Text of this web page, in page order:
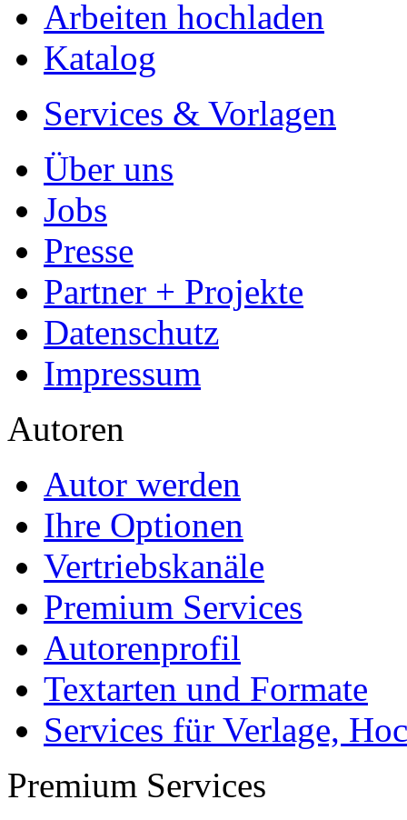
Arbeiten hochladen
Katalog
Services & Vorlagen
Über uns
Jobs
Presse
Partner + Projekte
Datenschutz
Impressum
Autoren
Autor werden
Ihre Optionen
Vertriebskanäle
Premium Services
Autorenprofil
Textarten und Formate
Services für Verlage,
Premium Services